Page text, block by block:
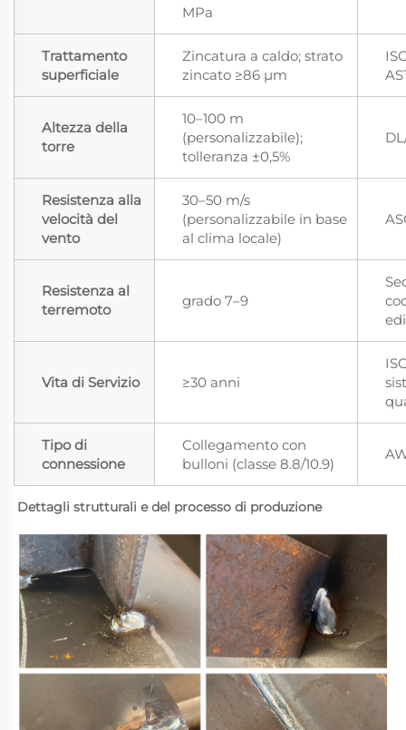
MPa
Trattamento
superficiale
Zincatura a caldo; strato
zincato ≥86 μm
Altezza della
torre
10–100 m
(personalizzabile);
tolleranza ±0,5%
Resistenza alla
velocità del
vento
30–50 m/s
(personalizzabile in base
al clima locale)
Resistenza al
terremoto
grado 7–9
Vita di Servizio ≥30 anni
Tipo di
connessione
Collegamento con
bulloni (classe 8.8/10.9)
Dettagli strutturali e del processo di produzione